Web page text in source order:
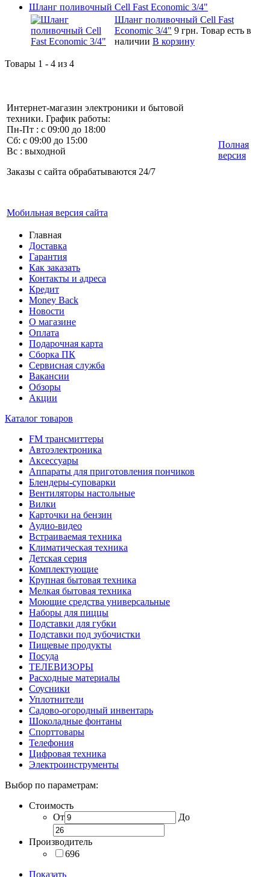
Шланг поливочный Cell Fast Economic 3/4"
Шланг поливочный Cell Fast
Economic 3/4" 9 грн. Товар есть в
наличии В корзину
Товары 1 - 4 из 4
Интернет-магазин электроники и бытовой
техники. График работы:
Пн-Пт : с 09:00 до 18:00
Сб: с 09:00 до 15:00
Вс : выходной
Заказы с сайта обрабатываются 24/7
Мобильная версия сайта
Полная
версия
Главная
Доставка
Гарантия
Как заказать
Контакты и адреса
Кредит
Money Back
Новости
О магазине
Оплата
Подарочная карта
Сборка ПК
Сервисная служба
Вакансии
Обзоры
Акции
Каталог товаров
FM трансмиттеры
Автоэлектроника
Аксессуары
Аппараты для приготовления пончиков
Блендеры-суповарки
Вентиляторы настольные
Вилки
Карточки на бензин
Аудио-видео
Встраиваемая техника
Климатическая техника
Детская серия
Комплектующие
Крупная бытовая техника
Мелкая бытовая техника
Моющие средства универсальные
Наборы для пиццы
Подставки для губки
Подставки под зубочистки
Пищевые продукты
Посуда
ТЕЛЕВИЗОРЫ
Расходные материалы
Соусники
Уплотнители
Садово-огородный инвентарь
Шоколадные фонтаны
Спорттовары
Телефония
Цифровая техника
Электроинструменты
Выбор по параметрам:
Стоимость
От
До
Производитель
696
Показать